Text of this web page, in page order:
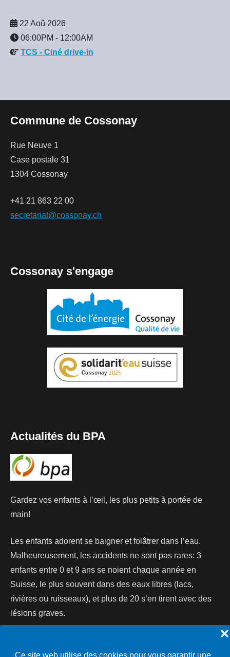
❌
22 Aoû 2026
06:00PM - 12:00AM
TCS - Ciné drive-in
Commune de Cossonay
Rue Neuve 1
Case postale 31
1304 Cossonay
+41 21 863 22 00
secretariat@cossonay.ch
Cossonay s'engage
Actualités du BPA
Gardez vos enfants à l’œil, les plus petits à portée de
main!
Les enfants adorent se baigner et folâtrer dans l’eau.
Malheureusement, les accidents ne sont pas rares: 3
enfants entre 0 et 9 ans se noient chaque année en
Suisse, le plus souvent dans des eaux libres (lacs,
rivières ou ruisseaux), et plus de 20 s’en tirent avec des
lésions graves.